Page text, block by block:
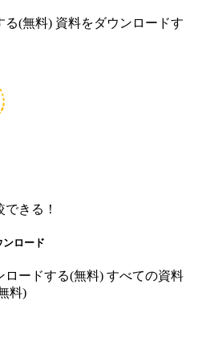
る(無料) 資料をダウンロードす
きる！
ンロード
ロードする(無料) すべての資料
料)